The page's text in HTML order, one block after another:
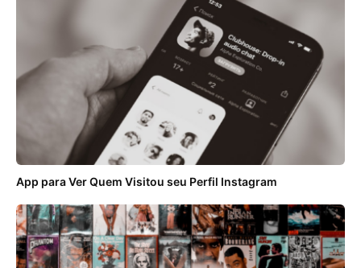
App para Ver Quem Visitou seu Perfil Instagram